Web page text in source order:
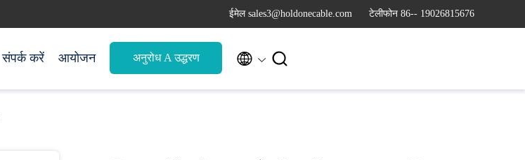
ईमेल sales3@holdonecable.com टेलीफोन 86-- 19026815676
संपर्क करें आयोजन अनुरोध A उद्धरण  